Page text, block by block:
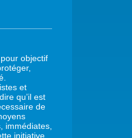
objectif
et
qu’il est
de
immédiates,
initiative